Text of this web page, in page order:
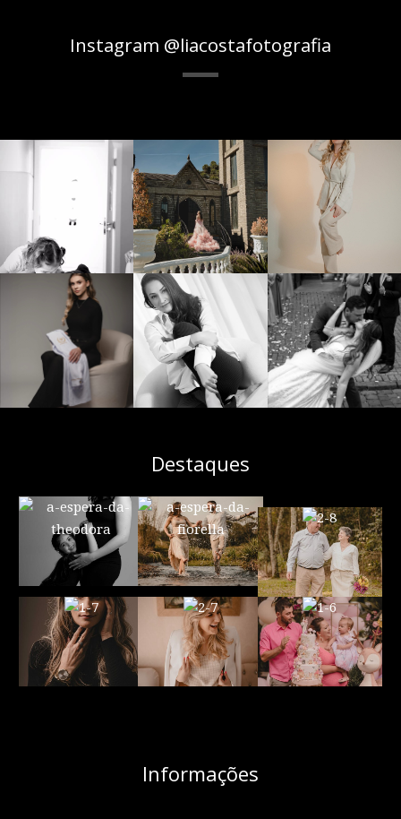
Instagram @liacostafotografia
Destaques
Informações